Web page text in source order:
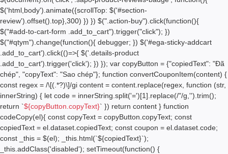
$('html,body').animate({scrollTop: $('#section-
review').offset().top},300) }) }) $(".action-buy").click(function(){
$("#add-to-cart-form .add_to_cart").trigger("click"); })
$("#qtym").change(function(){ debugger; }) $('#ega-sticky-addcart
.add_to_cart').click(()=>{ $('.details-product
.add_to_cart').trigger('click'); }) }); var copyButton = {"copiedText": "Đã
chép", "copyText": "Sao chép"}; function convertCouponItem(content) {
const regex = /\[(.*?)\]/gi content = content.replace(regex, function (str,
innerString) { let code = innerString.split('=')[1].replace(/"/g,'').trim();
return `${copyButton.copyText}` }) return content } function
codeCopy(el){ const copyText = copyButton.copyText; const
copiedText = el.dataset.copiedText; const coupon = el.dataset.code;
const _this = $(el); _this.html(`${copiedText}`);
_this.addClass('disabled'); setTimeout(function() {